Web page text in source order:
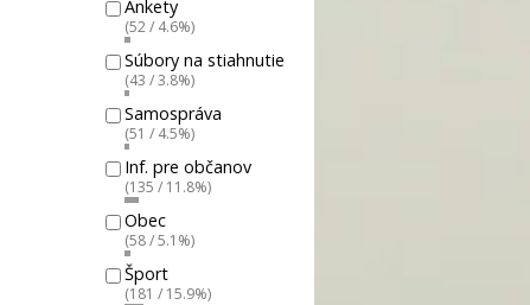
Ankety
(52 / 4.6%)
Súbory na stiahnutie
(43 / 3.8%)
Samospráva
(51 / 4.5%)
Inf. pre občanov
(135 / 11.8%)
Obec
(58 / 5.1%)
Šport
(181 / 15.9%)